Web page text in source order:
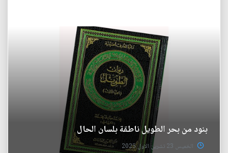
بنود من بحر الطويل ناطقة بلسان الحال
الخميس 23 تشرين الاول 2025